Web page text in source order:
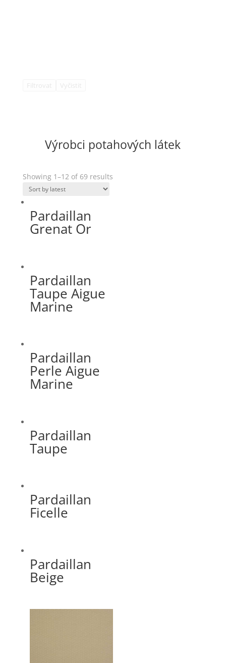
Filtrovat Vyčistit
Výrobci potahových látek
Showing 1–12 of 69 results
Pardaillan
Grenat Or
Pardaillan
Taupe Aigue
Marine
Pardaillan
Perle Aigue
Marine
Pardaillan
Taupe
Pardaillan
Ficelle
Pardaillan
Beige